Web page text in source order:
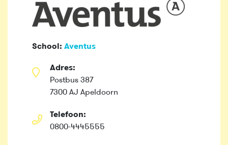
School: Aventus
Adres:
Postbus 387
7300 AJ Apeldoorn
Telefoon:
0800-4445555